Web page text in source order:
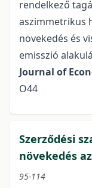
rendelkező
aszimmetrikus
növekedés és
emisszió
Journal of
O44
Szerződési
növekedés
95-114